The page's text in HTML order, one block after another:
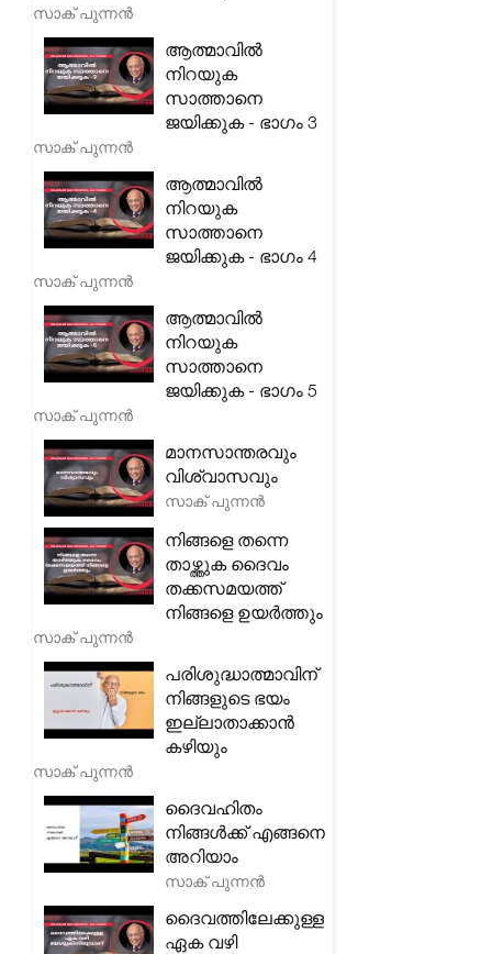
സാക് പുന്നൻ
ആത്മാവിൽ
നിറയുക
സാത്താനെ
ജയിക്കുക - ഭാഗം 3
സാക് പുന്നൻ
ആത്മാവിൽ
നിറയുക
സാത്താനെ
ജയിക്കുക - ഭാഗം 4
സാക് പുന്നൻ
ആത്മാവിൽ
നിറയുക
സാത്താനെ
ജയിക്കുക - ഭാഗം 5
സാക് പുന്നൻ
മാനസാന്തരവും
വിശ്വാസവും
സാക് പുന്നൻ
നിങ്ങളെ തന്നെ
താഴ്ത്തുക ദൈവം
തക്കസമയത്ത്
നിങ്ങളെ ഉയർത്തും
സാക് പുന്നൻ
പരിശുദ്ധാത്മാവിന്
നിങ്ങളുടെ ഭയം
ഇല്ലാതാക്കാൻ
കഴിയും
സാക് പുന്നൻ
ദൈവഹിതം
നിങ്ങൾക്ക് എങ്ങനെ
അറിയാം
സാക് പുന്നൻ
ദൈവത്തിലേക്കുള്ള
ഏക വഴി